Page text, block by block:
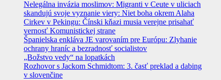
Nelegálna invázia moslimov: Migranti v Ceute v uliciach
skandujú svoje vyznanie viery: Niet boha okrem Alaha
Cirkev v Pekingu: Čínski kňazi musia verejne prisahať
vernosť Komunistickej strane
Španielska enkláva JE varovaním pre Európu: Zlyhanie
ochrany hraníc a bezradnosť socialistov
„Božstvo vedy“ na lopatkách
Rozhovor s Jackom Schmidtom: 3. časť preklad a dabing
v slovenčine